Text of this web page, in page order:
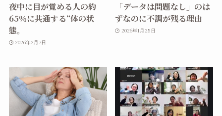
夜中に目が覚める人の約
65％に共通する“体の状
態。
2026年2月7日
「データは問題なし」のは
ずなのに不調が残る理由
2026年1月25日